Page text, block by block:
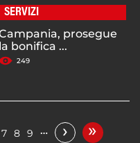
SERVIZI
prosegue
la bonifica ...
249
7 8 9 … › »